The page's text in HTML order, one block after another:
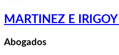
MARTINEZ E
Abogados